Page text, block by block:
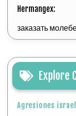
Hermangex:
заказать
Explore
Agresiones